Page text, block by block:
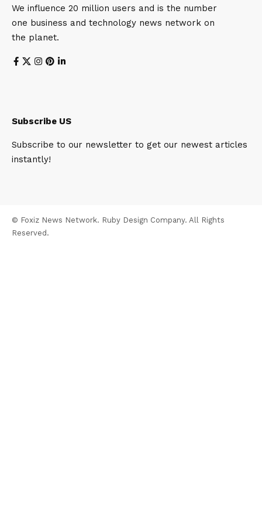
We influence 20 million users and is the number
one business and technology news network on
the planet.
Subscribe US
Subscribe to our newsletter to get our newest articles
instantly!
© Foxiz News Network. Ruby Design Company. All Rights
Reserved.